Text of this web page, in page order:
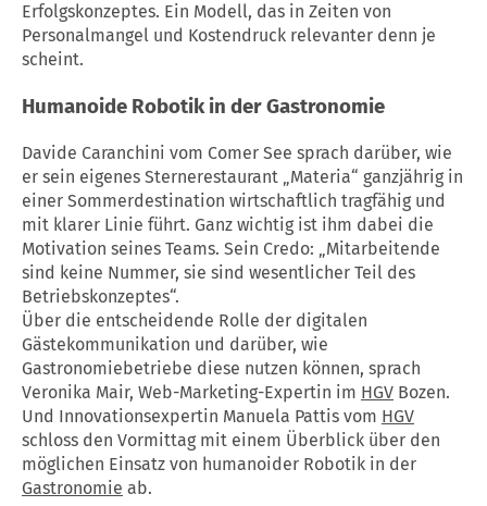
Erfolgskonzeptes. Ein Modell, das in Zeiten von
Personalmangel und Kostendruck relevanter denn je
scheint.
Humanoide Robotik in derGastronomie
Davide Caranchini vom Comer See sprach darüber, wie
er sein eigenes Sternerestaurant „Materia“ ganzjährig in
einer Sommerdestination wirtschaftlich tragfähig und
mit klarer Linie führt. Ganz wichtig ist ihm dabei die
Motivation seines Teams. Sein Credo: „Mitarbeitende
sind keine Nummer, sie sind wesentlicher Teil des
Betriebskonzeptes“.
Über die entscheidende Rolle der digitalen
Gästekommunikation und darüber, wie
Gastronomiebetriebe diese nutzen können, sprach
Veronika Mair, Web-Marketing-Expertin im HGV Bozen.
Und Innovationsexpertin Manuela Pattis vom HGV
schloss den Vormittag mit einem Überblick über den
möglichen Einsatz von humanoider Robotik in der
Gastronomie ab.